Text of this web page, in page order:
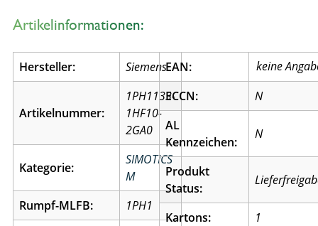
Artikelinformationen:
Hersteller: Siemens
Artikelnummer:
1PH1133-
1HF10-
2GA0
Kategorie:
SIMOTICS
M
Rumpf-MLFB:
1PH1
EAN:
ECCN:
N
AL
Kennzeichen:
N
Produkt
Status:
Kartons:
1